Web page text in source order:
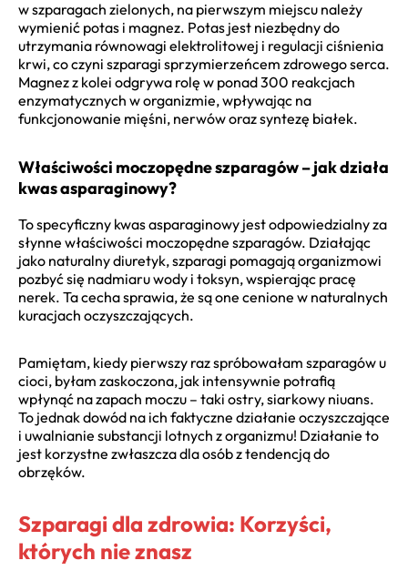
w szparagach zielonych, na pierwszym miejscu należy
wymienić potas i magnez. Potas jest niezbędny do
utrzymania równowagi elektrolitowej i regulacji ciśnienia
krwi, co czyni szparagi sprzymierzeńcem zdrowego serca.
Magnez z kolei odgrywa rolę w ponad 300 reakcjach
enzymatycznych w organizmie, wpływając na
funkcjonowanie mięśni, nerwów oraz syntezę białek.
Właściwości moczopędne szparagów – jak działa
kwas asparaginowy?
To specyficzny kwas asparaginowy jest odpowiedzialny za
słynne właściwości moczopędne szparagów. Działając
jako naturalny diuretyk, szparagi pomagają organizmowi
pozbyć się nadmiaru wody i toksyn, wspierając pracę
nerek. Ta cecha sprawia, że są one cenione w naturalnych
kuracjach oczyszczających.
Pamiętam, kiedy pierwszy raz spróbowałam szparagów u
cioci, byłam zaskoczona, jak intensywnie potrafią
wpłynąć na zapach moczu – taki ostry, siarkowy niuans.
To jednak dowód na ich faktyczne działanie oczyszczające
i uwalnianie substancji lotnych z organizmu! Działanie to
jest korzystne zwłaszcza dla osób z tendencją do
obrzęków.
Szparagi dla zdrowia: Korzyści,
których nie znasz